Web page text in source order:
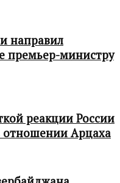
направил
премьер-министру
реакции России
отношении Арцаха